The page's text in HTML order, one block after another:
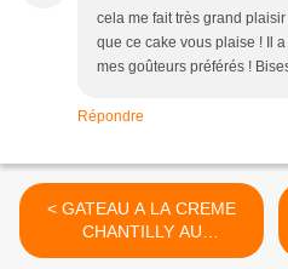
cela me fait très grand
que ce cake vous plaise ! Il
mes goûteurs préférés !
Répondre
< GATEAU A LA CREME
CHANTILLY AU
CHOCOLAT ET BISCUIT